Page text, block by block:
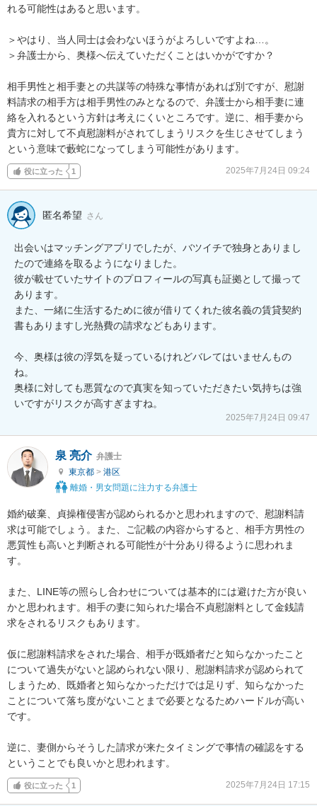
れる可能性はあると思います。
＞やはり、当人同士は会わないほうがよろしいですよね…。
＞弁護士から、奥様へ伝えていただくことはいかがですか？
相手男性と相手妻との共謀等の特殊な事情があれば別ですが、慰謝
料請求の相手方は相手男性のみとなるので、弁護士から相手妻に連
絡を入れるという方針は考えにくいところです。逆に、相手妻から
貴方に対して不貞慰謝料がされてしまうリスクを生じさせてしまう
という意味で藪蛇になってしまう可能性があります。
役に立った 1 2025年7月24日 09:24
匿名希望 さん
出会いはマッチングアプリでしたが、バツイチで独身とありまし
たので連絡を取るようになりました。
彼が載せていたサイトのプロフィールの写真も証拠として撮って
あります。
また、一緒に生活するために彼が借りてくれた彼名義の賃貸契約
書もありますし光熱費の請求などもあります。
今、奥様は彼の浮気を疑っているけれどバレてはいませんもの
ね。
奥様に対しても悪質なので真実を知っていただきたい気持ちは強
2025年7月24日 09:47
泉 亮介 弁護士
東京都 > 港区
離婚・男女問題に注力する弁護士
婚約破棄、貞操権侵害が認められるかと思われますので、慰謝料請
求は可能でしょう。また、ご記載の内容からすると、相手方男性の
悪質性も高いと判断される可能性が十分あり得るように思われま
す。
また、LINE等の照らし合わせについては基本的には避けた方が良い
かと思われます。相手の妻に知られた場合不貞慰謝料として金銭請
求をされるリスクもあります。
仮に慰謝料請求をされた場合、相手が既婚者だと知らなかったこと
について過失がないと認められない限り、慰謝料請求が認められて
しまうため、既婚者と知らなかっただけでは足りず、知らなかった
ことについて落ち度がないことまで必要となるためハードルが高い
です。
逆に、妻側からそうした請求が来たタイミングで事情の確認をする
ということでも良いかと思われます。
役に立った 1 2025年7月24日 17:15